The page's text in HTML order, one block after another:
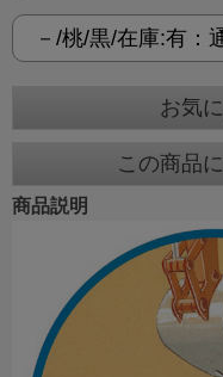
お気
この商品
商品説明